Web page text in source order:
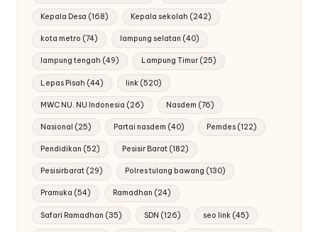
Kepala Desa (168) Kepala sekolah (242)
kota metro (74) lampung selatan (40)
lampung tengah (49) Lampung Timur(25)
Lepas Pisah (44) link (520)
MWC NU. NU Indonesia (26) Nasdem (76)
Nasional (25) Partai nasdem (40) Pemdes(122)
Pendidikan (52) Pesisir Barat(182)
Pesisirbarat (29) Polres tulang bawang (130)
Pramuka (54) Ramadhan (24)
Safari Ramadhan (35) SDN (126) seo link (45)